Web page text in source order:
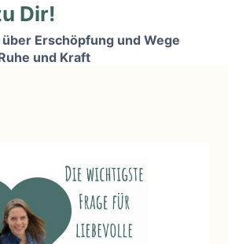
Dir!
Erschöpfung und Wege
und Kraft